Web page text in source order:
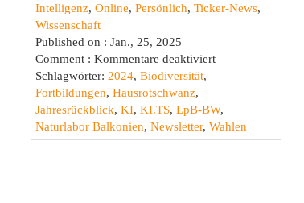
Intelligenz, Online, Persönlich, Ticker-News,
Wissenschaft
Published on : Jan., 25, 2025
Comment : Kommentare deaktiviertfür
Schlagwörter: 2024, Biodiversität,
Fortbildungen, Hausrotschwanz,
Jahresrückblick, KI, KI.TS, LpB-BW,
Naturlabor Balkonien, Newsletter, Wahlen